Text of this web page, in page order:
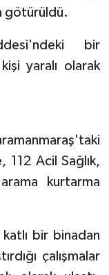
götürüldü.
bir
yaralı olarak
112 Acil Sağlık,
kurtarma
bir binadan
çalışmalar